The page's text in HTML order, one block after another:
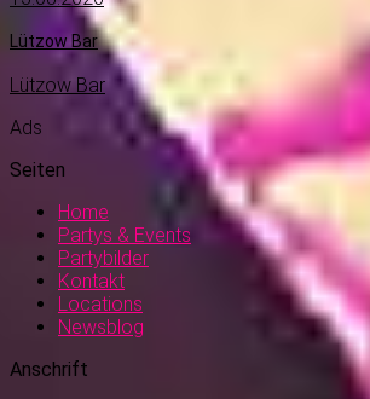
Lützow Bar
Lützow Bar
Ads
Seiten
Home
Partys & Events
Partybilder
Kontakt
Locations
Newsblog
Anschrift